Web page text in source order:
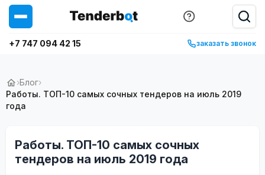
+7 747 094 42 15 заказать звонок
›Блог›
Работы. ТОП-10 самых сочных тендеров на июль 2019
года
Работы. ТОП-10 самых сочных
тендеров на июль 2019 года